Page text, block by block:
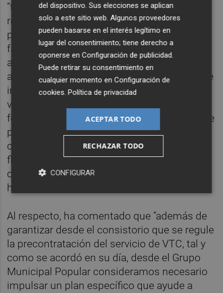
“tal y como nos han trasladado los
representantes del sector, estudie la
posibilidad de introducir mejoras que
favorezcan este tipo de transporte, como la
adecuación de las paradas que existen
actualmente en el casco urbano con el fin de
instalar tomas de recarga rápida para
vehículos eléctricos, lo que contribuiría a
fomentar la movilidad sostenible, además de
promover ayudas específicas para este
colectivo que faciliten la renovación de la
flota por vehículos más sostenibles, así
como una línea de bonificaciones fiscales”,
ha detallado Redondo.
Al respecto, ha comentado que “además de
garantizar desde el consistorio que se regule
la precontratación del servicio de VTC, tal y
como se acordó en su día, desde el Grupo
Municipal Popular consideramos necesario
impulsar un plan específico que ayude a
del dispositivo. Sus elecciones se aplican
solo a este sitio web. Algunos proveedores
pueden basarse en el interés legítimo en
lugar del consentimiento; tiene derecho a
oponerse enConfiguración de publicidad.
Puede retirar su consentimiento en
cualquier momento enConfiguración de
cookies.Política de privacidad
ACEPTAR TODO
RECHAZAR TODO
CONFIGURAR